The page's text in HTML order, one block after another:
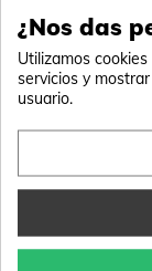
¿Nos das
Utilizamos
servicios y
usuario.